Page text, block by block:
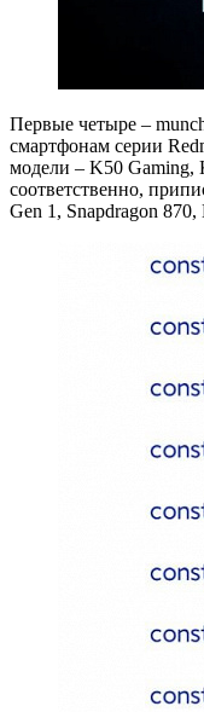
Первые четыре –
смартфонам серии
модели – K50
соответственно,
Gen 1, Snapdragon